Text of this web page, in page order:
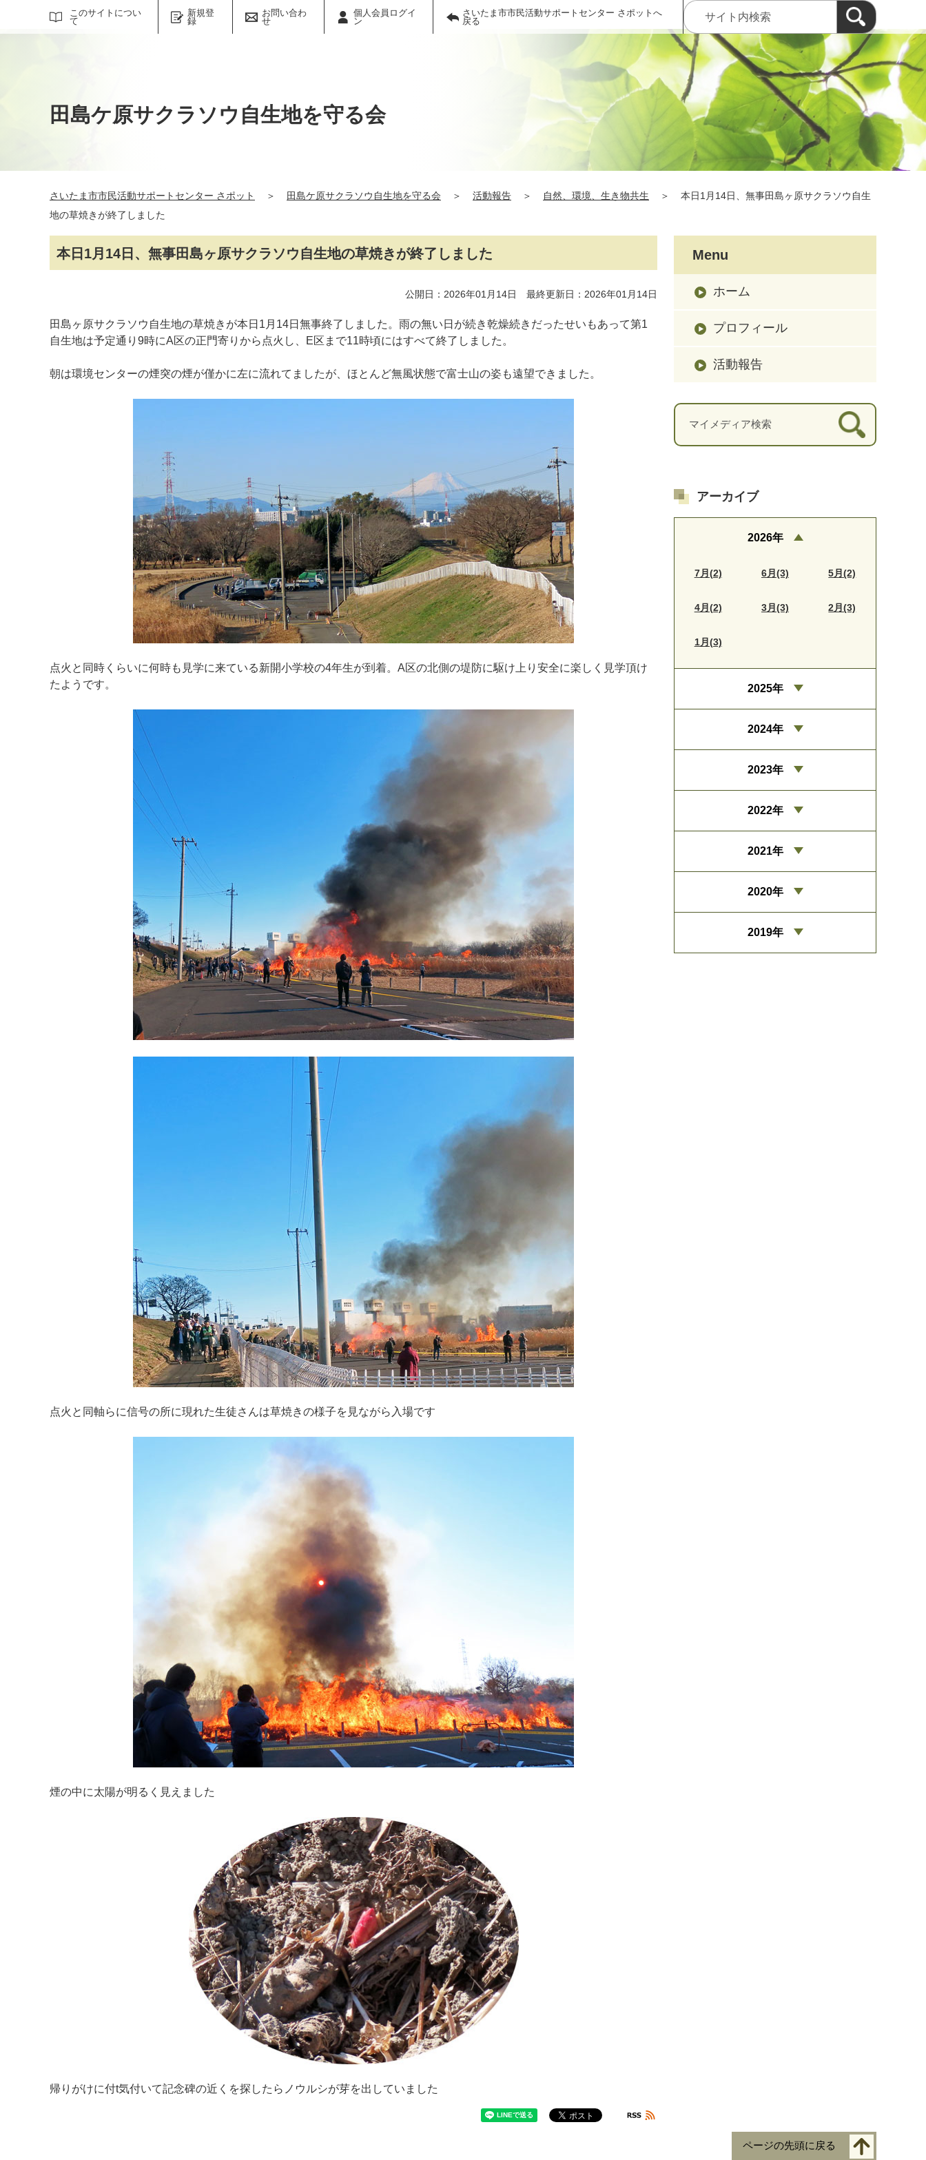
このサイトについ
て
新規登
録
お問い合わ
せ
個人会員ログイ
ン
さいたま市市民活動サポートセンター さポットへ
戻る
サイト内検索
田島ケ原サクラソウ自生地を守る会
さいたま市市民活動サポートセンター さポット ＞ 田島ケ原サクラソウ自生地を守る会 ＞ 活動報告 ＞ 自然、環境、生き物共生 ＞
本日1月14日、無事田島ヶ原サクラソウ自生
地の草焼きが終了しました
本日1月14日、無事田島ヶ原サクラソウ自生地の草焼きが終了しました
公開日：2026年01月14日 最終更新日：2026年01月14日
田島ヶ原サクラソウ自生地の草焼きが本日1月14日無事終了しました。雨の無い日が続き乾燥続きだったせいもあって第1
自生地は予定通り9時にA区の正門寄りから点火し、E区まで11時頃にはすべて終了しました。
朝は環境センターの煙突の煙が僅かに左に流れてましたが、ほとんど無風状態で富士山の姿も遠望できました。
点火と同時くらいに何時も見学に来ている新開小学校の4年生が到着。A区の北側の堤防に駆け上り安全に楽しく見学頂け
たようです。
点火と同軸らに信号の所に現れた生徒さんは草焼きの様子を見ながら入場です
煙の中に太陽が明るく見えました
帰りがけに付t気付いて記念碑の近くを探したらノウルシが芽を出していました
Menu
ホーム
プロフィール
活動報告
アーカイブ
2026年
7月(2) 6月(3) 5月(2)
4月(2) 3月(3) 2月(3)
1月(3)
2025年
2024年
2023年
2022年
2021年
2020年
2019年
ページの先頭に戻る